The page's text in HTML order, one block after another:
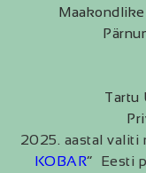
Tartu
2025. aastal valiti
KOBAR” Eesti